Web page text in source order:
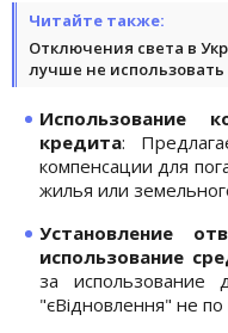
Читайте также:
Отключения света в
лучше не использовать
Использование
кредита:
компенсации для
жилья или
Установление
использование
за использование
"єВідновлення" не